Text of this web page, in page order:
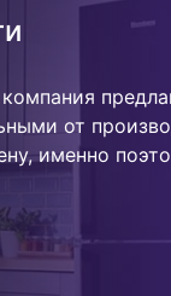
от
именно